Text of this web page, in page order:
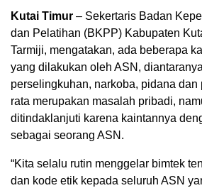
Kutai Timur – Sekertaris Badan
dan Pelatihan (BKPP) Kabupaten
Tarmiji, mengatakan, ada beberapa
yang dilakukan oleh ASN,
perselingkuhan, narkoba, pidana dan
rata merupakan masalah pribadi,
ditindaklanjuti karena kaintannya
sebagai seorang ASN.
“Kita selalu rutin menggelar bimtek
dan kode etik kepada seluruh ASN